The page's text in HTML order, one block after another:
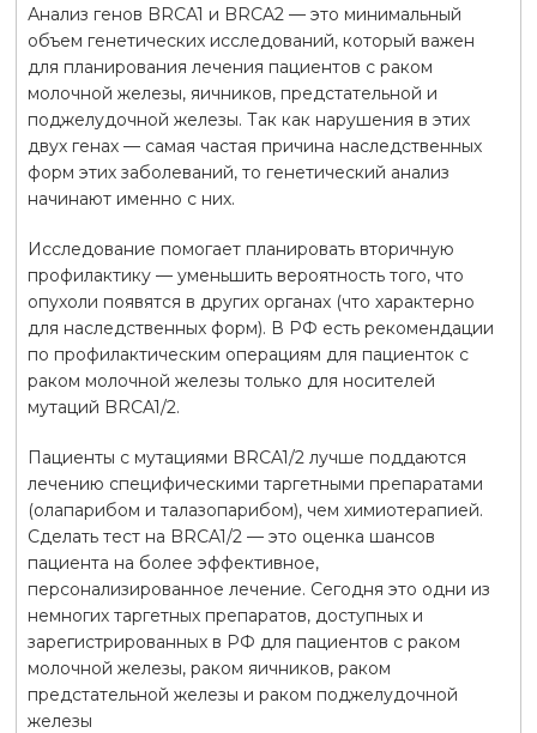
Анализ генов BRCA1 и BRCA2 — это минимальный
объем генетических исследований, который важен
для планирования лечения пациентов с раком
молочной железы, яичников, предстательной и
поджелудочной железы. Так как нарушения в этих
двух генах — самая частая причина наследственных
форм этих заболеваний, то генетический анализ
начинают именно с них.
Исследование помогает планировать вторичную
профилактику — уменьшить вероятность того, что
опухоли появятся в других органах (что характерно
для наследственных форм). В РФ есть рекомендации
по профилактическим операциям для пациенток с
раком молочной железы только для носителей
мутаций BRCA1/2.
Пациенты с мутациями BRCA1/2 лучше поддаются
лечению специфическими таргетными препаратами
(олапарибом и талазопарибом), чем химиотерапией.
Сделать тест на BRCA1/2 — это оценка шансов
пациента на более эффективное,
персонализированное лечение. Сегодня это одни из
немногих таргетных препаратов, доступных и
зарегистрированных в РФ для пациентов с раком
молочной железы, раком яичников, раком
предстательной железы и раком поджелудочной
железы